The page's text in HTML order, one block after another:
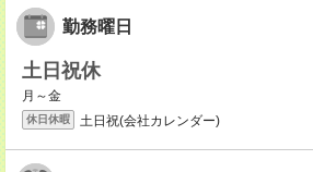
勤務曜日
土日祝休
月～金
休日休暇 土日祝(会社カレンダー)